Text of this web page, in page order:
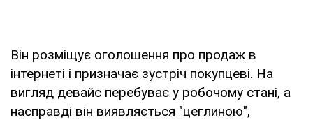
Він розміщує оголошення про продаж в
інтернеті і призначає зустріч покупцеві. На
вигляд девайс перебуває у робочому стані, а
насправді він виявляється "цеглиною",